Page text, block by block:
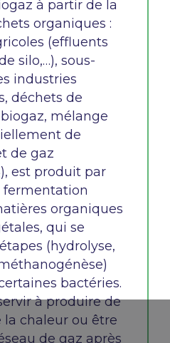
à partir de la
organiques :
(effluents
silo,…), sous-
industries
déchets de
mélange
de
de gaz
est produit par
fermentation
organiques
qui se
(hydrolyse,
)
bactéries.
à produire de
la chaleur ou être
de gaz après